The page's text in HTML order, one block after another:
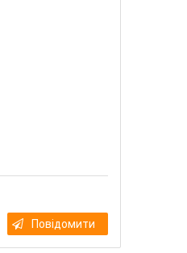
Повідомити